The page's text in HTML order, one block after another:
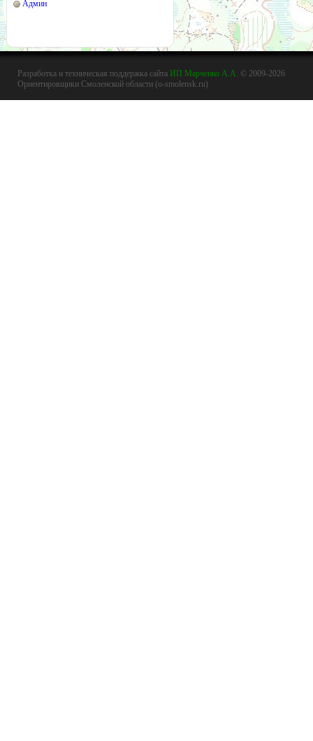
Админ
Разработка и техническая поддержка сайта ИП Марченко А.А. © 2009-2026
Ориентировщики Смоленской области (o-smolensk.ru)